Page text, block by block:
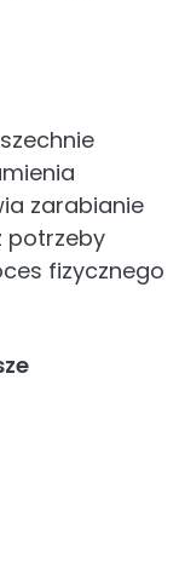
zarabianie
potrzeby
fizycznego